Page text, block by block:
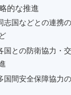
的な推進
国などとの連携の
との防衛協力・交
間安全保障協力の